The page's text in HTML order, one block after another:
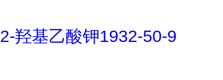
2-羟基乙酸钾1932-50-9